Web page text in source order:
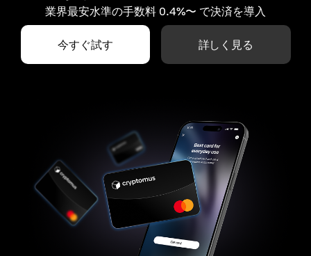
業界最安水準の手数料 0.4%〜 で決済を導入
今すぐ試す 詳しく見る